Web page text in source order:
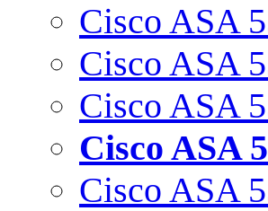
Cisco ASA
Cisco ASA
Cisco ASA
Cisco ASA
Cisco ASA